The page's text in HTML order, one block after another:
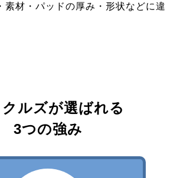
素材・パッドの厚み・形状などに違
ルズが選ばれる
3つの強み